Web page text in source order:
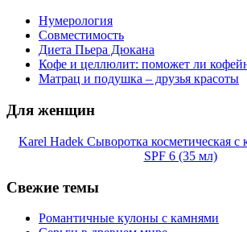
Нумерология
Совместимость
Диета Пьера Дюкана
Кофе и целлюлит: поможет ли
Матрац и подушка – друзья красоты
Для женщин
Karel Hadek Сыворотка косметическая с
SPF 6 (35 мл)
Свежие темы
Романтичные кулоны с камнями